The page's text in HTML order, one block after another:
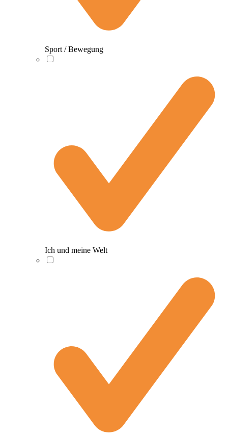
Sport / Bewegung
Ich und meine Welt